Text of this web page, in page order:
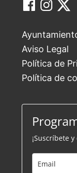
Aviso Legal
Política de
Política de
¡Suscríbete